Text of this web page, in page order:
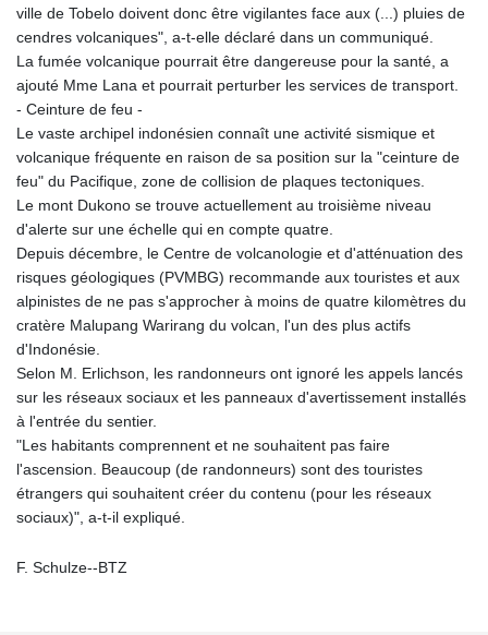
ville de Tobelo doivent donc être vigilantes face aux (...) pluies de
cendres volcaniques", a-t-elle déclaré dans un communiqué.
La fumée volcanique pourrait être dangereuse pour la santé, a
ajouté Mme Lana et pourrait perturber les services de transport.
- Ceinture de feu -
Le vaste archipel indonésien connaît une activité sismique et
volcanique fréquente en raison de sa position sur la "ceinture de
feu" du Pacifique, zone de collision de plaques tectoniques.
Le mont Dukono se trouve actuellement au troisième niveau
d'alerte sur une échelle qui en compte quatre.
Depuis décembre, le Centre de volcanologie et d'atténuation des
risques géologiques (PVMBG) recommande aux touristes et aux
alpinistes de ne pas s'approcher à moins de quatre kilomètres du
cratère Malupang Warirang du volcan, l'un des plus actifs
d'Indonésie.
Selon M. Erlichson, les randonneurs ont ignoré les appels lancés
sur les réseaux sociaux et les panneaux d'avertissement installés
à l'entrée du sentier.
"Les habitants comprennent et ne souhaitent pas faire
l'ascension. Beaucoup (de randonneurs) sont des touristes
étrangers qui souhaitent créer du contenu (pour les réseaux
sociaux)", a-t-il expliqué.
F. Schulze--BTZ